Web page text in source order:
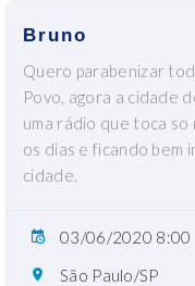
Bruno
Quero parabenizar
Povo, agora a cidade
uma rádio que toca
os dias e ficando bem
cidade.
03/06/2020 8:00
São Paulo/SP